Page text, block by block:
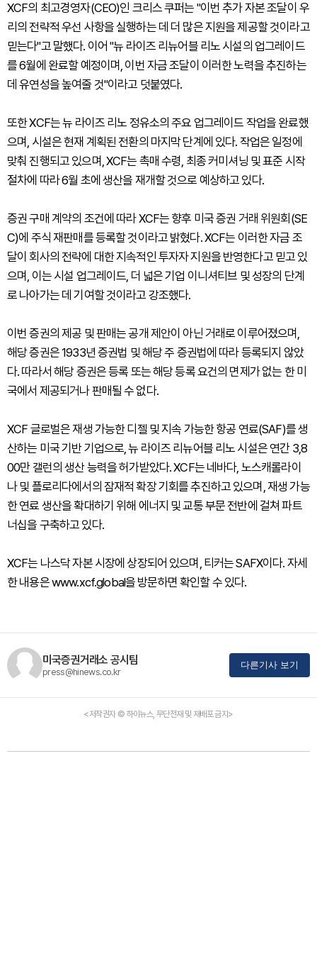
XCF의 최고경영자(CEO)인 크리스 쿠퍼는 "이번 추가 자본 조달이 우
리의 전략적 우선 사항을 실행하는 데 더 많은 지원을 제공할 것이라고
믿는다"고 말했다. 이어 "뉴 라이즈 리뉴어블 리노 시설의 업그레이드
를 6월에 완료할 예정이며, 이번 자금 조달이 이러한 노력을 추진하는
데 유연성을 높여줄 것"이라고 덧붙였다.
또한 XCF는 뉴 라이즈 리노 정유소의 주요 업그레이드 작업을 완료했
으며, 시설은 현재 계획된 전환의 마지막 단계에 있다. 작업은 일정에
맞춰 진행되고 있으며, XCF는 촉매 수령, 최종 커미셔닝 및 표준 시작
절차에 따라 6월 초에 생산을 재개할 것으로 예상하고 있다.
증권 구매 계약의 조건에 따라 XCF는 향후 미국 증권 거래 위원회(SE
C)에 주식 재판매를 등록할 것이라고 밝혔다. XCF는 이러한 자금 조
달이 회사의 전략에 대한 지속적인 투자자 지원을 반영한다고 믿고 있
으며, 이는 시설 업그레이드, 더 넓은 기업 이니셔티브 및 성장의 단계
로 나아가는 데 기여할 것이라고 강조했다.
이번 증권의 제공 및 판매는 공개 제안이 아닌 거래로 이루어졌으며,
해당 증권은 1933년 증권법 및 해당 주 증권법에 따라 등록되지 않았
다. 따라서 해당 증권은 등록 또는 해당 등록 요건의 면제가 없는 한 미
국에서 제공되거나 판매될 수 없다.
XCF 글로벌은 재생 가능한 디젤 및 지속 가능한 항공 연료(SAF)를 생
산하는 미국 기반 기업으로, 뉴 라이즈 리뉴어블 리노 시설은 연간 3,8
00만 갤런의 생산 능력을 허가받았다. XCF는 네바다, 노스캐롤라이
나 및 플로리다에서의 잠재적 확장 기회를 추진하고 있으며, 재생 가능
한 연료 생산을 확대하기 위해 에너지 및 교통 부문 전반에 걸쳐 파트
너십을 구축하고 있다.
XCF는 나스닥 자본 시장에 상장되어 있으며, 티커는 SAFX이다. 자세
한 내용은 www.xcf.global을 방문하면 확인할 수 있다.
미국증권거래소 공시팀
press@hinews.co.kr
다른기사 보기
<저작권자 © 하이뉴스, 무단전재 및 재배포 금지>